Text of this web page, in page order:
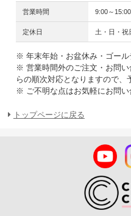
営業時間 9:00～15:00
定休日 土・日・祝
※ 年末年始・お盆休み・ゴール
※ 営業時間外のご注文・お問
らの順次対応となりますので、
※ ご不明な点はお気軽にお問い
トップページに戻る